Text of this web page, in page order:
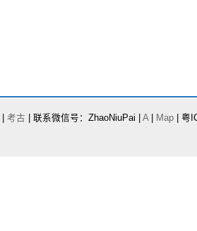
考古 | 联系微信号：ZhaoNiuPai | A| Map | 粤